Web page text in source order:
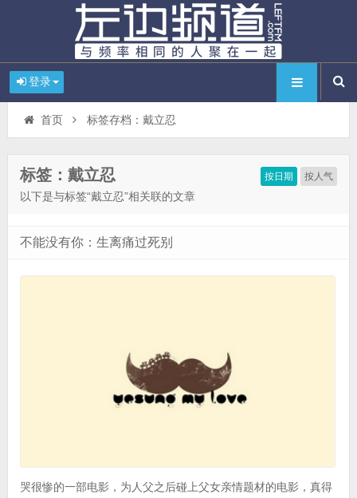
登录
首页 标签存档：戴立忍
按日期 按人气
标签：戴立忍
以下是与标签“戴立忍”相关联的文章
不能没有你：生离痛过死别
哭很惨的一部电影，为人父之后碰上父女亲情题材的电影，真得